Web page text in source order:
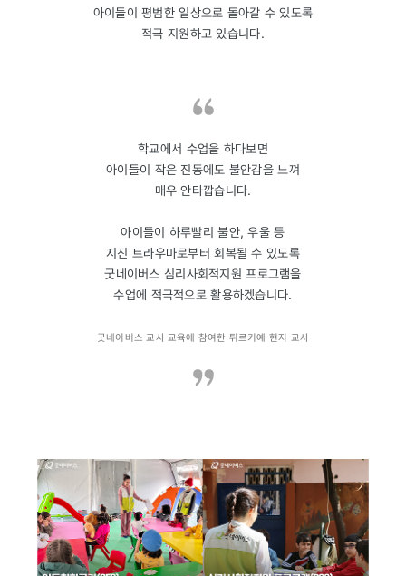
아이들이 평범한 일상으로 돌아갈 수 있도록
적극 지원하고 있습니다.
학교에서 수업을 하다보면
아이들이 작은 진동에도 불안감을 느껴
매우 안타깝습니다.
아이들이 하루빨리 불안, 우울 등
지진 트라우마로부터 회복될 수 있도록
굿네이버스 심리사회적지원 프로그램을
수업에 적극적으로 활용하겠습니다.
굿네이버스 교사 교육에 참여한 튀르키예 현지 교사